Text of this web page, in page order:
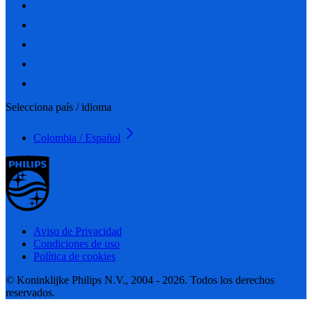
Selecciona país / idioma
Colombia / Español
Aviso de Privacidad
Condiciones de uso
Política de cookies
© Koninklijke Philips N.V., 2004 - 2026. Todos los derechos
reservados.